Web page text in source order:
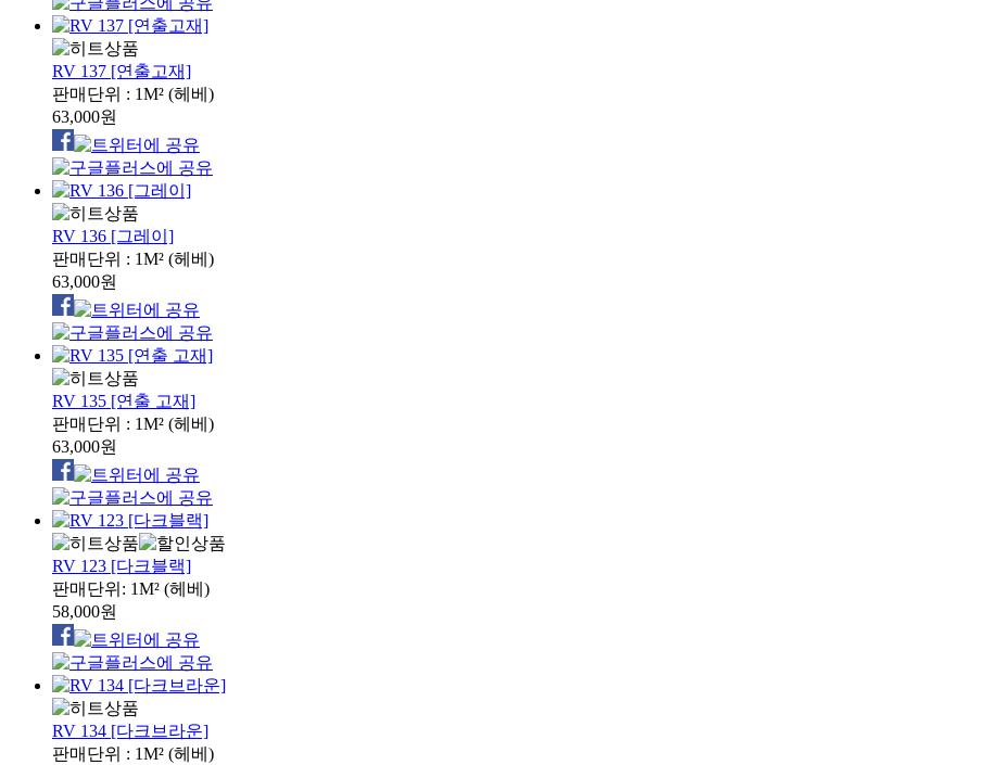
RV 137 [연출고재]
판매단위 : 1M² (헤베)
63,000원
RV 136 [그레이]
판매단위 : 1M² (헤베)
63,000원
RV 135 [연출 고재]
판매단위 : 1M² (헤베)
63,000원
RV 123 [다크블랙]
판매단위: 1M² (헤베)
58,000원
RV 134 [다크브라운]
판매단위 : 1M² (헤베)